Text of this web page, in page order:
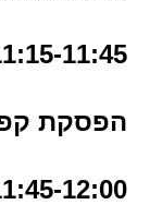
11:45
הפסקת
12:00